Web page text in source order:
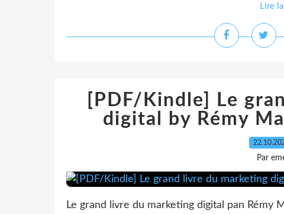
Lire
[PDF/Kindle] Le
digital by Rémy
Par
Le grand livre du marketing digital pan Rémy